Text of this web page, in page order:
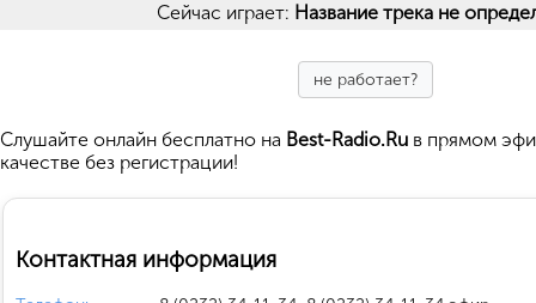
Сейчас играет: Название трека не
не работает?
Cлушайте онлайн бесплатно на Best-Radio.Ru в прямом
качестве без регистрации!
Контактная информация